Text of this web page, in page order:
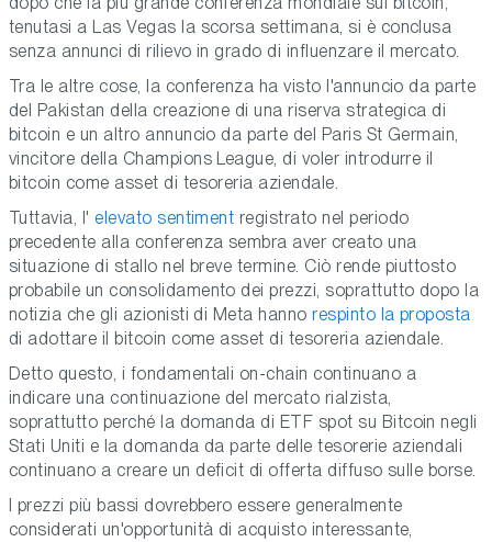
tenutasi a Las Vegas la scorsa settimana, si è conclusa
senza annunci di rilievo in grado di influenzare il mercato.
Tra le altre cose, la conferenza ha visto l'annuncio da parte
del Pakistan della creazione di una riserva strategica di
bitcoin e un altro annuncio da parte del Paris St Germain,
vincitore della Champions League, di voler introdurre il
bitcoin come asset di tesoreria aziendale.
Tuttavia, l'elevato sentiment registrato nel periodo
precedente alla conferenza sembra aver creato una
situazione di stallo nel breve termine. Ciò rende piuttosto
probabile un consolidamento dei prezzi, soprattutto dopo la
notizia che gli azionisti di Meta hannorespinto la proposta
di adottare il bitcoin come asset di tesoreria aziendale.
Detto questo, i fondamentali on-chain continuano a
indicare una continuazione del mercato rialzista,
soprattutto perché la domanda di ETF spot su Bitcoin negli
Stati Uniti e la domanda da parte delle tesorerie aziendali
continuano a creare un deficit di offerta diffuso sulle borse.
I prezzi più bassi dovrebbero essere generalmente
considerati un'opportunità di acquisto interessante,